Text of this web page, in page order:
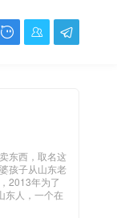
  
东西，取名这
孩子从山东老
2013年为了
东人，一个在